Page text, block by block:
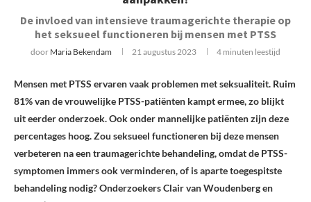
De invloed van intensieve traumagerichte therapie op
het seksueel functioneren bij mensen met PTSS
door Maria Bekendam 21 augustus 2023 4 minuten leestijd
Mensen met PTSS ervaren vaak problemen met seksualiteit. Ruim
81% van de vrouwelijke PTSS-patiënten kampt ermee, zo blijkt
uit eerder onderzoek. Ook onder mannelijke patiënten zijn deze
percentages hoog. Zou seksueel functioneren bij deze mensen
verbeteren na een traumagerichte behandeling, omdat de PTSS-
symptomen immers ook verminderen, of is aparte toegespitste
behandeling nodig? Onderzoekers Clair van Woudenberg en